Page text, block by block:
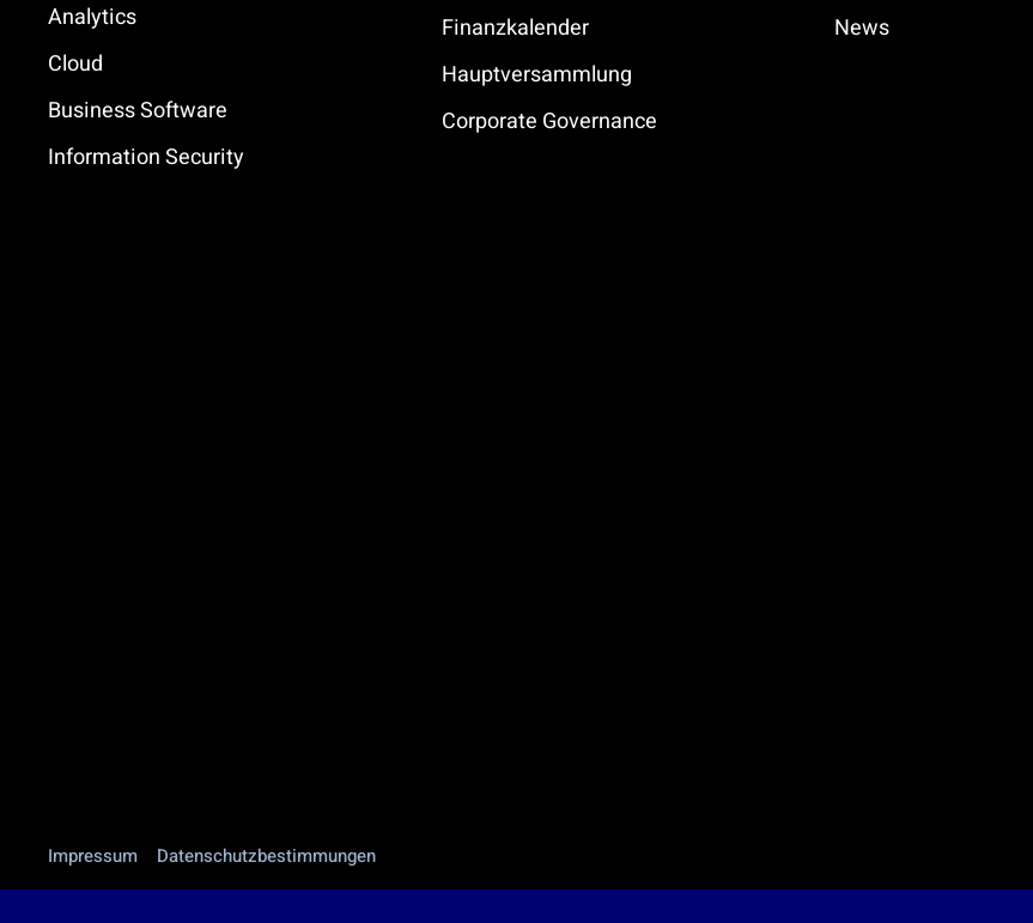
Analytics
Cloud
Business Software
Information Security
Finanzkalender
Hauptversammlung
Corporate Governance
News
Impressum Datenschutzbestimmungen